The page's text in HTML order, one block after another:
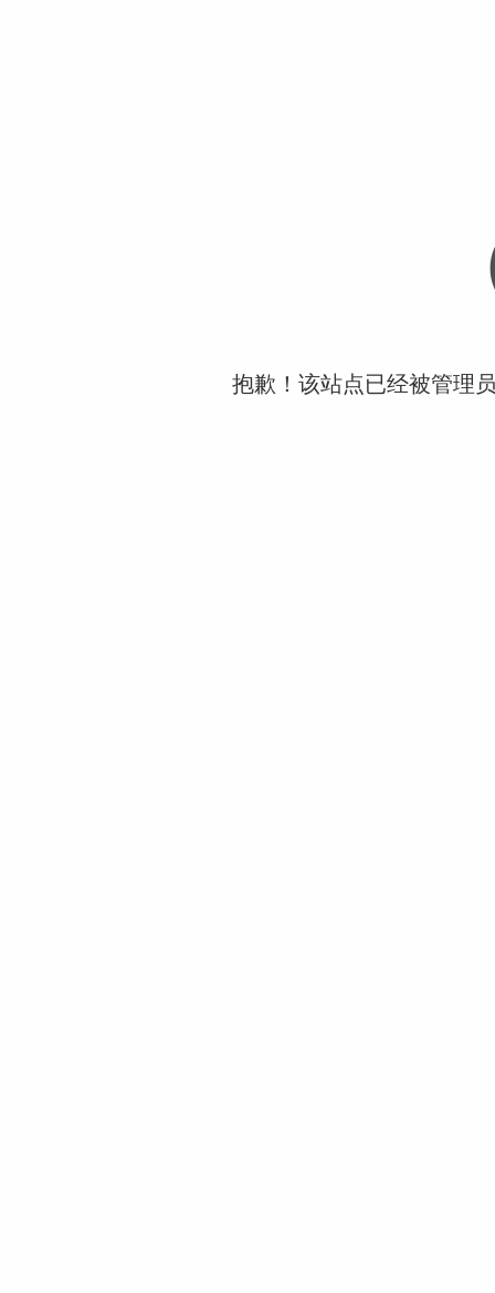
抱歉！该站点已经被管理